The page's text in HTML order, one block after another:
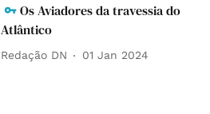
Os Aviadores da travessia do
Atlântico
Redação DN 01 Jan 2024